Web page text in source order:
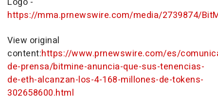
https://mma.prnewswire.com/media/2739874/
View original
content:https://www.prnewswire.com/es/
de-prensa/bitmine-anuncia-que-sus-tenencias-
de-eth-alcanzan-los-4-168-millones-de-tokens-
302658600.html